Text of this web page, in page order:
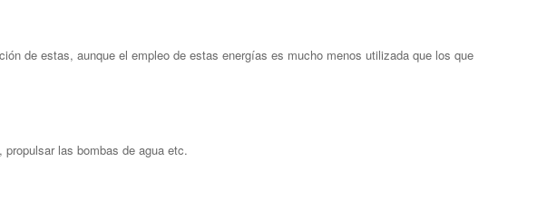
de estas, aunque el empleo de estas energías es mucho menos utilizada que los que
las bombas de agua etc.